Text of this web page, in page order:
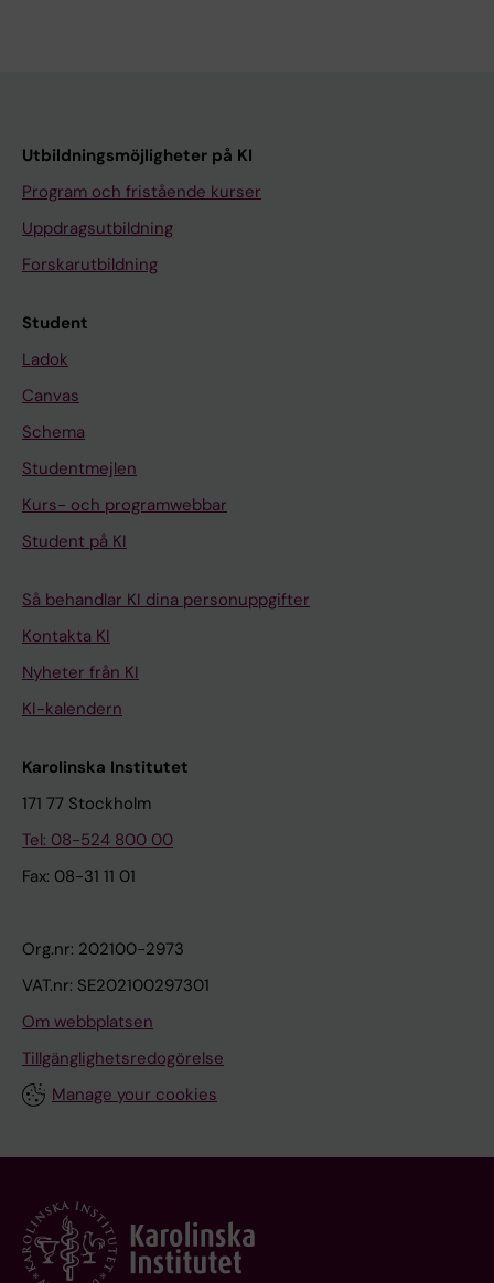
Utbildningsmöjligheter på KI
Program och fristående kurser
Uppdragsutbildning
Forskarutbildning
Student
Ladok
Canvas
Schema
Studentmejlen
Kurs- och programwebbar
Student på KI
Så behandlar KI dina personuppgifter
Kontakta KI
Nyheter från KI
KI-kalendern
Karolinska Institutet
171 77 Stockholm
Tel: 08-524 800 00
Fax: 08-31 11 01
Org.nr: 202100-2973
VAT.nr: SE202100297301
Om webbplatsen
Tillgänglighetsredogörelse
Manage your cookies